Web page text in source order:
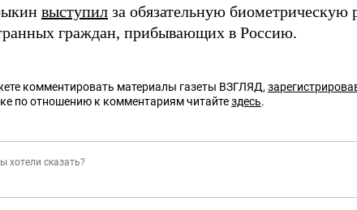
выступил за обязательную биометрическую
граждан, прибывающих в Россию.
комментировать материалы газеты ВЗГЛЯД,
по отношению к комментариям читайтездесь.